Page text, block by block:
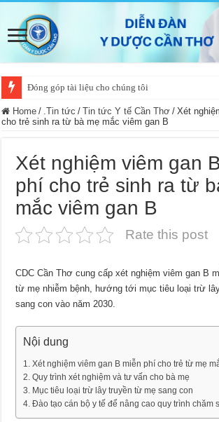
Đóng góp tài liệu cho chúng tôi
Home / .Tin tức / Tin tức Y tế Cần Thơ / Xét
cho trẻ sinh ra từ bà mẹ mắc viêm gan B
Xét nghiệm viêm gan
phí cho trẻ sinh ra từ
mắc viêm gan B
Rate this post
CDC Cần Thơ cung cấp xét nghiệm viêm gan B
từ mẹ nhiễm bệnh, hướng tới mục tiêu loại trừ
sang con vào năm 2030.
Nội dung
Xét nghiệm viêm gan B miễn phí cho trẻ từ mẹ
Quy trình xét nghiệm và tư vấn cho bà mẹ
Mục tiêu loại trừ lây truyền từ mẹ sang con
Đào tạo cán bộ y tế để nâng cao quy trình chăm